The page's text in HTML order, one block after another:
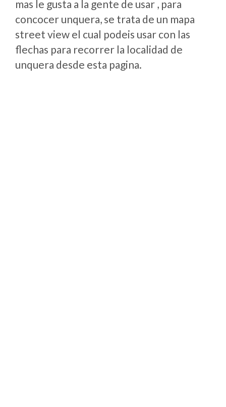
mas le gusta a la gente de usar , para
concocer unquera, se trata de un mapa
street view el cual podeis usar con las
flechas para recorrer la localidad de
unquera desde esta pagina.